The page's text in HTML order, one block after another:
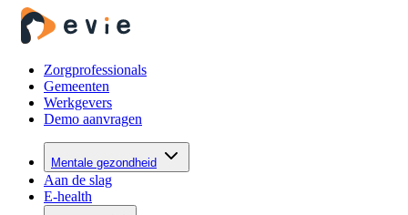
Zorgprofessionals
Gemeenten
Werkgevers
Demo aanvragen
Mentale gezondheid
Aan de slag
E-health